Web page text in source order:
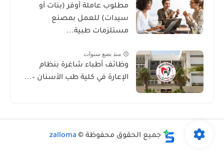
مطلوب عاملة أوفر (بنات أو
سيدات) للعمل بمصنع
مستلزمات طبية...
منذ بضع سنوات
وظائف أطباء شاغرة بنظام
الإعارة في كلية طب الأسنان –...
جميع الحقوق محفوظة © zalloma